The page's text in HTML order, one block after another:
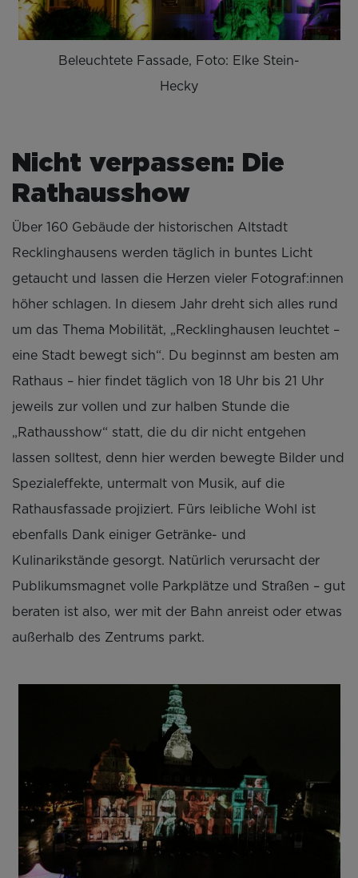
Beleuchtete Fassade, Foto: Elke Stein-
Hecky
Nicht verpassen: Die
Rathausshow
Über 160 Gebäude der historischen Altstadt
Recklinghausens werden täglich in buntes Licht
getaucht und lassen die Herzen vieler Fotograf:innen
höher schlagen. In diesem Jahr dreht sich alles rund
um das Thema Mobilität, „Recklinghausen leuchtet –
eine Stadt bewegt sich“. Du beginnst am besten am
Rathaus – hier findet täglich von 18 Uhr bis 21 Uhr
jeweils zur vollen und zur halben Stunde die
„Rathausshow“ statt, die du dir nicht entgehen
lassen solltest, denn hier werden bewegte Bilder und
Spezialeffekte, untermalt von Musik, auf die
Rathausfassade projiziert. Fürs leibliche Wohl ist
ebenfalls Dank einiger Getränke- und
Kulinarikstände gesorgt. Natürlich verursacht der
Publikumsmagnet volle Parkplätze und Straßen – gut
beraten ist also, wer mit der Bahn anreist oder etwas
außerhalb des Zentrums parkt.